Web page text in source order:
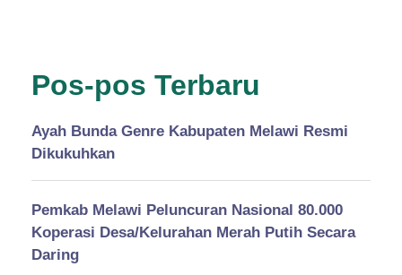
Pos-pos Terbaru
Ayah Bunda Genre Kabupaten Melawi Resmi
Dikukuhkan
Pemkab Melawi Peluncuran Nasional 80.000
Koperasi Desa/Kelurahan Merah Putih Secara
Daring